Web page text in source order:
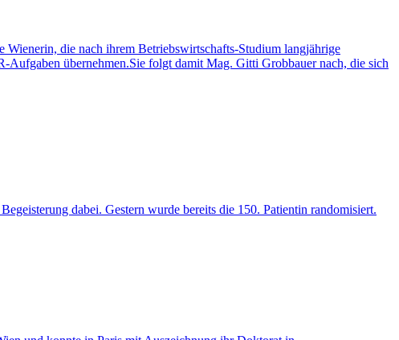
die nach ihrem Betriebswirtschafts-Studium langjährige
Aufgaben übernehmen.Sie folgt damit Mag. Gitti Grobbauer nach, die sich
dabei. Gestern wurde bereits die 150. Patientin randomisiert.